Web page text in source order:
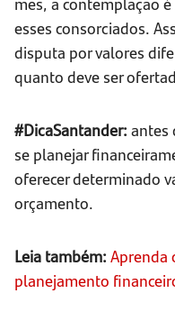
esses consorciados.
disputa por valores
quanto deve ser
#DicaSantander: antes
se planejar
oferecer determinado
orçamento.
Leia também: Aprenda
planejamento